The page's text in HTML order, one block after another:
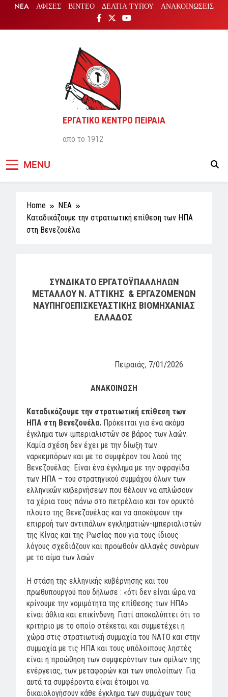
content
NEA ΑΦΙΣΕΣ ΒΙΝΤΕΟ ΔΕΛΤΙΑ ΤΥΠΟΥ ΑΝΑΚΟΙΝΩΣΕΙΣ
ΕΡΓΑΤΙΚΟ ΚΕΝΤΡΟ ΠΕΙΡΑΙΑ
απο το 1912
MENU
Home
NEA
Καταδικάζουμε την στρατιωτική επίθεση των ΗΠΑ
στη Βενεζουέλα
ΣΥΝΔΙΚΑΤΟ ΕΡΓΑΤΟΫΠΑΛΛΗΛΩΝ
ΜΕΤΑΛΛΟΥ Ν. ΑΤΤΙΚΗΣ & ΕΡΓΑΖΟΜΕΝΩΝ
ΝΑΥΠΗΓΟΕΠΙΣΚΕΥΑΣΤΙΚΗΣ ΒΙΟΜΗΧΑΝΙΑΣ
ΕΛΛΑΔΟΣ
Πειραιάς, 7/01/2026
ΑΝΑΚΟΙΝΩΣΗ
Καταδικάζουμε την στρατιωτική επίθεση των
ΗΠΑ στη Βενεζουέλα. Πρόκειται για ένα ακόμα
έγκλημα των ιμπεριαλιστών σε βάρος των λαών.
Καμία σχέση δεν έχει με την δίωξη των
ναρκεμπόρων και με το συμφέρον του λαού της
Βενεζουέλας. Είναι ένα έγκλημα με την σφραγίδα
των ΗΠΑ – του στρατηγικού συμμάχου όλων των
ελληνικών κυβερνήσεων που θέλουν να απλώσουν
τα χέρια τους πάνω στο πετρέλαιο και τον ορυκτό
πλούτο της Βενεζουέλας και να αποκόψουν την
επιρροή των αντιπάλων εγκληματιών-ιμπεριαλιστών
της Κίνας και της Ρωσίας που για τους ίδιους
λόγους σχεδιάζουν και προωθούν αλλαγές συνόρων
με το αίμα των λαών.
Η στάση της ελληνικής κυβέρνησης και του
πρωθυπουργού που δήλωσε : «ότι δεν είναι ώρα να
κρίνουμε την νομιμότητα της επίθεσης των ΗΠΑ»
είναι άθλια και επικίνδυνη. Γιατί αποκαλύπτει ότι το
κριτήριο με το οποίο στέκεται και συμμετέχει η
χώρα στις στρατιωτική συμμαχία του ΝΑΤΟ και στην
συμμαχία με τις ΗΠΑ και τους υπόλοιπους ληστές
είναι η προώθηση των συμφερόντων των ομίλων της
ενέργειας, των μεταφορών και των υπολοίπων. Για
αυτά τα συμφέροντα είναι έτοιμοι να
δικαιολογήσουν κάθε έγκλημα των συμμάχων τους